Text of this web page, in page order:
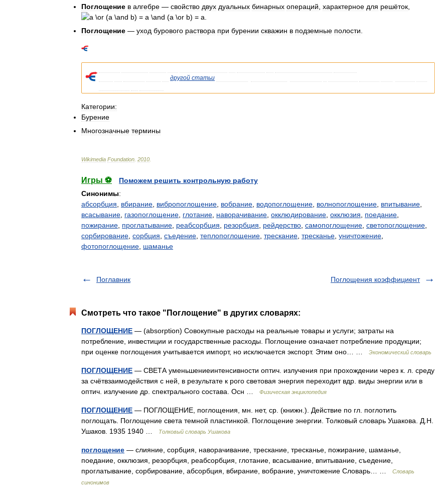
Поглощение в алгебре — свойство двух дуальных бинарных операций характерное для решёток
Поглощение — уход бурового раствора при бурении скважин в подземные полости
другой статьи
Категории:
Бурение
Многозначные термины
Wikimedia Foundation 2010
Игры ⚽
Поможем решить контрольную работу
Синонимы:
абсорбция
вбирание вибропоглощение вобрание водопоглощение волнопоглощение впитывание
всасывание газопоглощение глотание наворачивание окклюдирование окклюзия поедание
пожирание проглатывание реабсорбция резорбция рейдерство самопоглощение светопоглощение
сорбирование сорбция съедение теплопоглощение трескание тресканье уничтожение
фотопоглощение шаманье
Поглавник Поглощения коэффициент
Смотреть что такое "Поглощение" в других словарях:
ПОГЛОЩЕНИЕ — (absorption) Совокупные расходы на реальные товары и услуги; затраты на
потребление, инвестиции и государственные расходы. Поглощение означает потребление продукции;
при оценке поглощения учитывается импорт, но исключается экспорт. Этим оно… …
Экономический словарь
ПОГЛОЩЕНИЕ — СВЕТА уменьшениеинтенсивности оптич. излучения при прохождении через к. л. среду
за счётвзаимодействия с ней, в результате к рого световая энергия переходит вдр. виды энергии или в
оптич. излучение др. спектрального состава. Осн …
Физическая энциклопедия
ПОГЛОЩЕНИЕ — ПОГЛОЩЕНИЕ, поглощения, мн. нет, ср. (книжн.). Действие по гл. поглотить
поглощать. Поглощение света темной пластинкой. Поглощение энергии. Толковый словарь Ушакова. Д.Н.
Ушаков. 1935 1940 …
Толковый словарь Ушакова
поглощение — слияние, сорбция, наворачивание, трескание, тресканье, пожирание, шаманье,
поедание, окклюзия, резорбция, реабсорбция, глотание, всасывание, впитывание, съедение,
проглатывание, сорбирование, абсорбция, вбирание, вобрание, уничтожение Словарь… …
Словарь
синонимов